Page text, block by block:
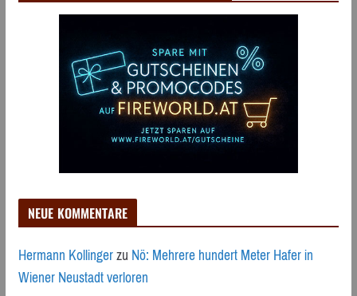
NEUE KOMMENTARE
Hermann KollingerzuNö: Mehrere hundert Meter Hafer in
Wiener Neustadt verloren